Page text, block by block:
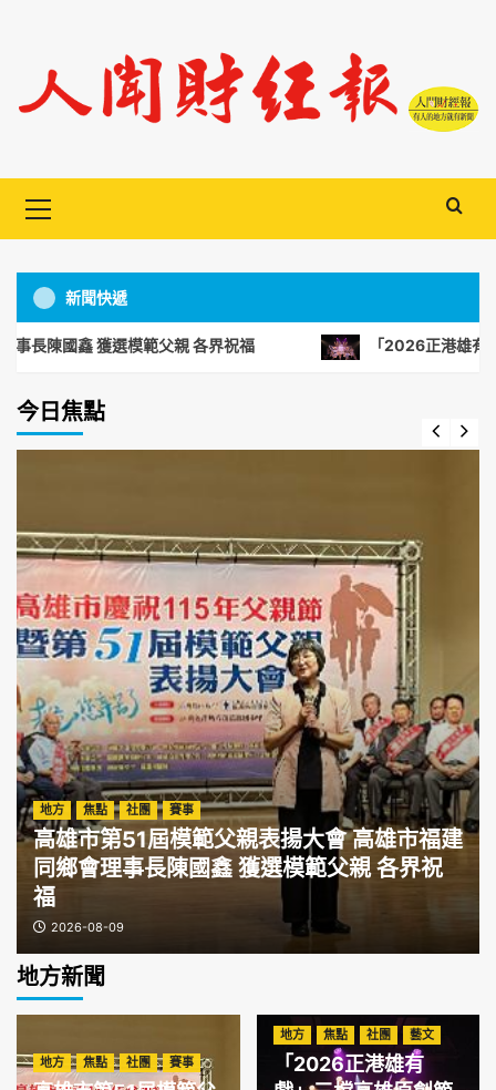
content
Menu
新聞快遞
鑫 獲選模範父親 各界祝福 「2026正港雄有戲」三檔
今日焦點
地方 焦點 社團 賽事
高雄市第51屆模範父親表揚大會 高雄市福建
同鄉會理事長陳國鑫 獲選模範父親 各界祝
福
2026-08-09
地方新聞
地方 焦點 社團 賽事
地方 焦點 社團 藝文
「2026正港雄有